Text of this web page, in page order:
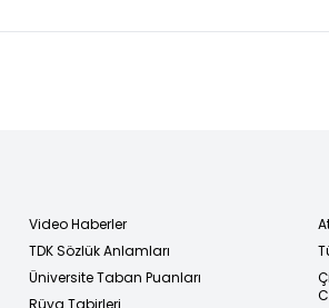
Video Haberler
TDK Sözlük Anlamları
Üniversite Taban Puanları
Rüya Tabirleri